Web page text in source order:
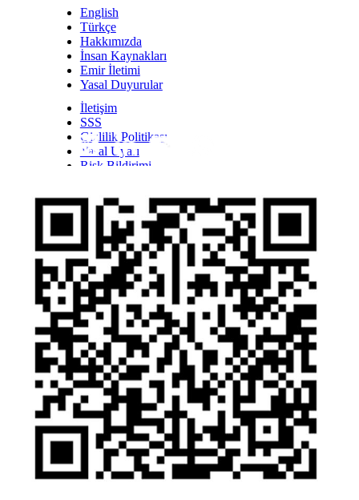
English
Türkçe
Hakkımızda
İnsan Kaynakları
Emir İletimi
Yasal Duyurular
İletişim
SSS
Gizlilik Politikası
Yasal Uyarı
Risk Bildirimi
YTM - Zamanaşımına Uğrayacak Emanet ve
Alacaklar
Olağanüstü Piyasa Koşulları
Bilgi Toplumu Hizmetleri
TwittLinkYoutWhatsapp